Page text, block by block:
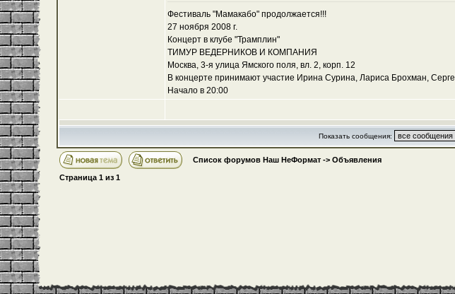
Фестиваль "Мамакабо" продолжается!!!
27 ноября 2008 г.
Концерт в клубе "Трамплин"
ТИМУР ВЕДЕРНИКОВ И КОМПАНИЯ
Москва, 3-я улица Ямского поля, вл. 2, корп. 12
В концерте принимают участие Ирина Сурина, Лариса Брохман,
Начало в 20:00
Показать сообщения:
Список форумов Наш НеФормат-> Объявления
Страница 1из 1